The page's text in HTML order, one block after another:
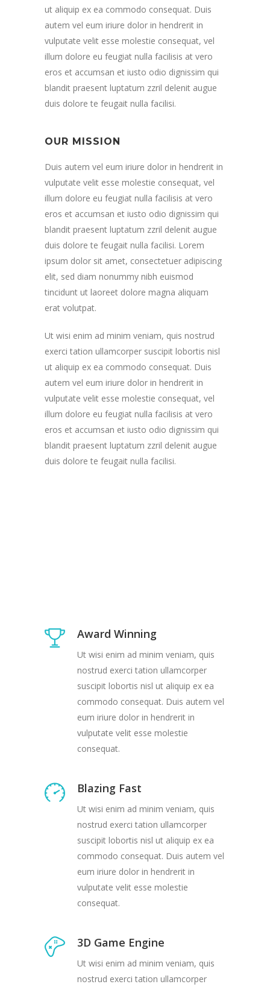
ut aliquip ex ea commodo consequat. Duis
autem vel eum iriure dolor in hendrerit in
vulputate velit esse molestie consequat, vel
illum dolore eu feugiat nulla facilisis at vero
eros et accumsan et iusto odio dignissim qui
blandit praesent luptatum zzril delenit augue
duis dolore te feugait nulla facilisi.
OUR MISSION
Duis autem vel eum iriure dolor in hendrerit in
vulputate velit esse molestie consequat, vel
illum dolore eu feugiat nulla facilisis at vero
eros et accumsan et iusto odio dignissim qui
blandit praesent luptatum zzril delenit augue
duis dolore te feugait nulla facilisi. Lorem
ipsum dolor sit amet, consectetuer adipiscing
elit, sed diam nonummy nibh euismod
tincidunt ut laoreet dolore magna aliquam
erat volutpat.
Ut wisi enim ad minim veniam, quis nostrud
exerci tation ullamcorper suscipit lobortis nisl
ut aliquip ex ea commodo consequat. Duis
autem vel eum iriure dolor in hendrerit in
vulputate velit esse molestie consequat, vel
illum dolore eu feugiat nulla facilisis at vero
eros et accumsan et iusto odio dignissim qui
blandit praesent luptatum zzril delenit augue
duis dolore te feugait nulla facilisi.
Award Winning
Ut wisi enim ad minim veniam, quis
nostrud exerci tation ullamcorper
suscipit lobortis nisl ut aliquip ex ea
commodo consequat. Duis autem vel
eum iriure dolor in hendrerit in
vulputate velit esse molestie
consequat.
Blazing Fast
Ut wisi enim ad minim veniam, quis
nostrud exerci tation ullamcorper
suscipit lobortis nisl ut aliquip ex ea
commodo consequat. Duis autem vel
eum iriure dolor in hendrerit in
vulputate velit esse molestie
consequat.
3D Game Engine
Ut wisi enim ad minim veniam, quis
nostrud exerci tation ullamcorper